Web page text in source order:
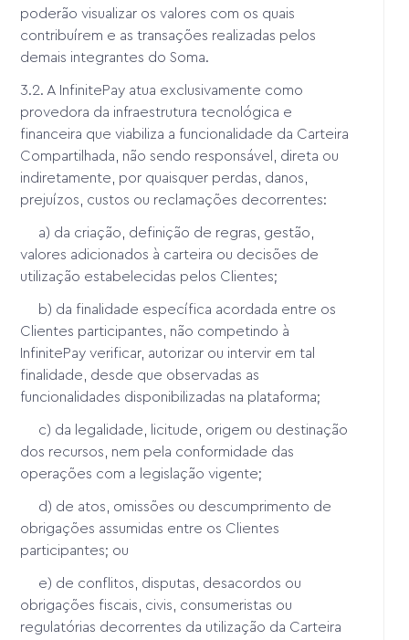
poderão visualizar os valores com os quais
contribuírem e as transações realizadas pelos
demais integrantes do Soma.
3.2. A InfinitePay atua exclusivamente como
provedora da infraestrutura tecnológica e
financeira que viabiliza a funcionalidade da Carteira
Compartilhada, não sendo responsável, direta ou
indiretamente, por quaisquer perdas, danos,
prejuízos, custos ou reclamações decorrentes:
a) da criação, definição de regras, gestão,
valores adicionados à carteira ou decisões de
utilização estabelecidas pelos Clientes;
b) da finalidade específica acordada entre os
Clientes participantes, não competindo à
InfinitePay verificar, autorizar ou intervir em tal
finalidade, desde que observadas as
funcionalidades disponibilizadas na plataforma;
c) da legalidade, licitude, origem ou destinação
dos recursos, nem pela conformidade das
operações com a legislação vigente;
d) de atos, omissões ou descumprimento de
obrigações assumidas entre os Clientes
participantes; ou
e) de conflitos, disputas, desacordos ou
obrigações fiscais, civis, consumeristas ou
regulatórias decorrentes da utilização da Carteira